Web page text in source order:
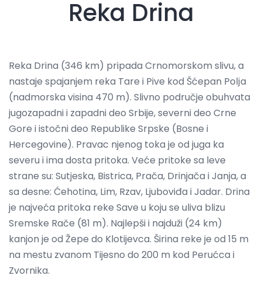
Reka Drina
Reka Drina (346 km) pripada Crnomorskom slivu, a
nastaje spajanjem reka Tare i Pive kod Šćepan Polјa
(nadmorska visina 470 m). Slivno područje obuhvata
jugozapadni i zapadni deo Srbije, severni deo Crne
Gore i istočni deo Republike Srpske (Bosne i
Hercegovine). Pravac njenog toka je od juga ka
severu i ima dosta pritoka. Veće pritoke sa leve
strane su: Sutjeska, Bistrica, Prača, Drinjača i Janja, a
sa desne: Ćehotina, Lim, Rzav, Ljuboviđa i Jadar. Drina
je najveća pritoka reke Save u koju se uliva blizu
Sremske Rače (81 m). Najlepši i najduži (24 km)
kanjon je od Žepe do Klotijevca. Širina reke je od 15 m
na mestu zvanom Tijesno do 200 m kod Perućca i
Zvornika.